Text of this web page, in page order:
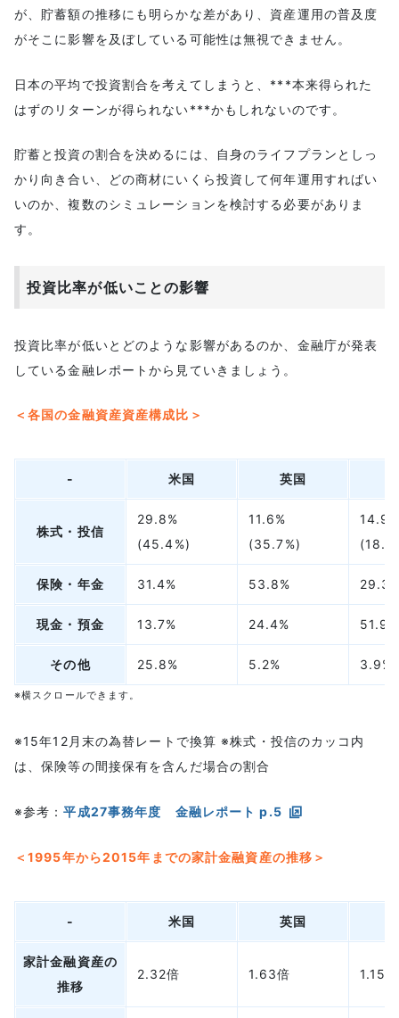
番外・振り返りの大切さ
初心者のための投資ガイド
投資の定義
利益を得る仕組み
メリット
デメリット
知っておきたい非課税制度
まとめ
が、貯蓄額の推移にも明らかな差があり、資産運用の普及度
がそこに影響を及ぼしている可能性は無視できません。
日本の平均で投資割合を考えてしまうと、***本来得られた
はずのリターンが得られない***かもしれないのです。
貯蓄と投資の割合を決めるには、自身のライフプランとしっ
かり向き合い、どの商材にいくら投資して何年運用すればい
いのか、複数のシミュレーションを検討する必要がありま
す。
投資比率が低いことの影響
投資比率が低いとどのような影響があるのか、金融庁が発表
している金融レポートから見ていきましょう。
＜各国の金融資産資産構成比＞
- 米国 英国
株式・投信
29.8%
(45.4%)
11.6%
(35.7%)
保険・年金 31.4% 53.8%
現金・預金 13.7% 24.4% 51.9%
その他 25.8% 5.2% 3.9%
※横スクロールできます。
※15年12月末の為替レートで換算 ※株式・投信のカッコ内
は、保険等の間接保有を含んだ場合の割合
※参考：平成27事務年度 金融レポート p.5
＜1995年から2015年までの家計金融資産の推移＞
- 米国 英国
家計金融資産の
推移
2.32倍 1.63倍 1.15倍